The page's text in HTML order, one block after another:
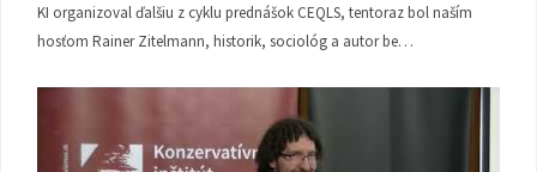
KI organizoval ďalšiu z cyklu prednášok CEQLS, tentoraz bol naším
hosťom Rainer Zitelmann, historik, sociológ a autor be…